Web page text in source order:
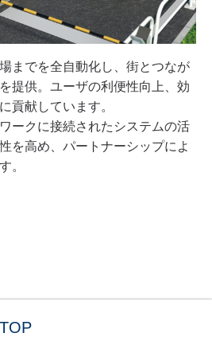
までを全自動化し、街とつなが
提供。ユーザの利便性向上、効
貢献しています。
ークに接続されたシステムの活
を高め、パートナーシップによ
。